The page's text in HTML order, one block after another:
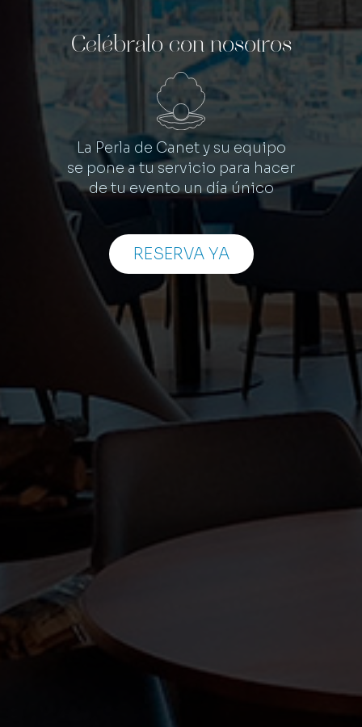
Celébralo con nosotros
La Perla de Canet y su equipo
se pone a tu servicio para hacer
de tu evento un día único
RESERVA YA